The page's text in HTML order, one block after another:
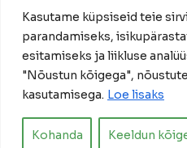
Kasutame küpsiseid teie
parandamiseks,
esitamiseks ja liikluse
"Nõustun kõigega",
kasutamisega. Loe lisaks
Kohanda Keeldun
Arveldusinfo
Privaatsuspoliitika
Jälgi meid
LinkedIn